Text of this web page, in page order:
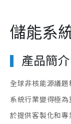
儲能系
產品簡介
全球非核能源議
系統行業變得極
於提供客製化和